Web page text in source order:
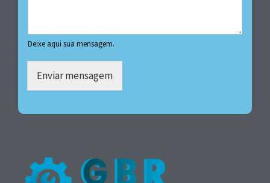
Deixe aqui sua mensagem.
Enviar mensagem